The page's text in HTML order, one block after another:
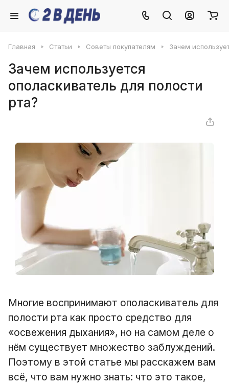
Главная Статьи Советы покупателям Зачем
Зачем используется
ополаскиватель для полости
рта?
Многие воспринимают ополаскиватель для
полости рта как просто средство для
«освежения дыхания», но на самом деле о
нём существует множество заблуждений.
Поэтому в этой статье мы расскажем вам
всё, что вам нужно знать: что это такое,